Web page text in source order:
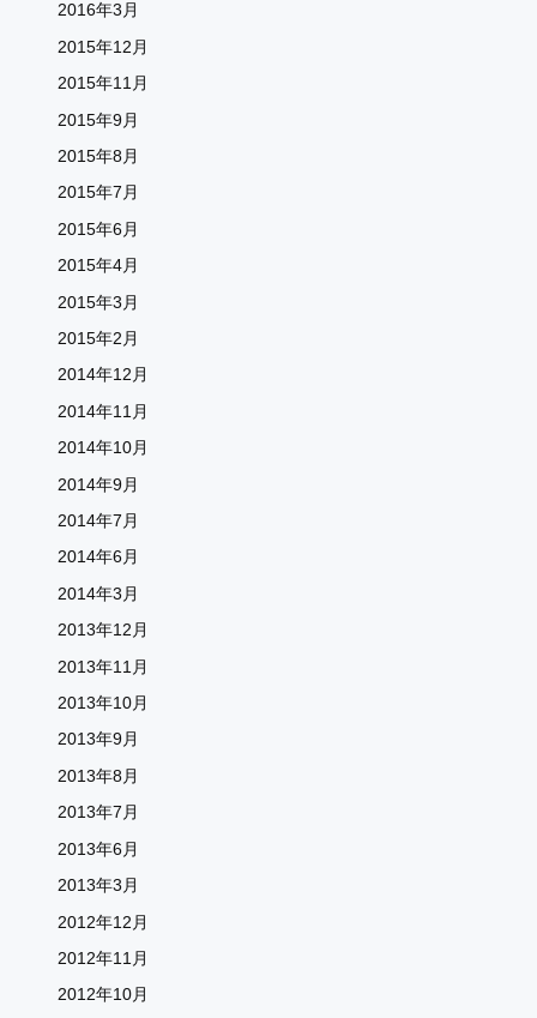
2016年3月
2015年12月
2015年11月
2015年9月
2015年8月
2015年7月
2015年6月
2015年4月
2015年3月
2015年2月
2014年12月
2014年11月
2014年10月
2014年9月
2014年7月
2014年6月
2014年3月
2013年12月
2013年11月
2013年10月
2013年9月
2013年8月
2013年7月
2013年6月
2013年3月
2012年12月
2012年11月
2012年10月